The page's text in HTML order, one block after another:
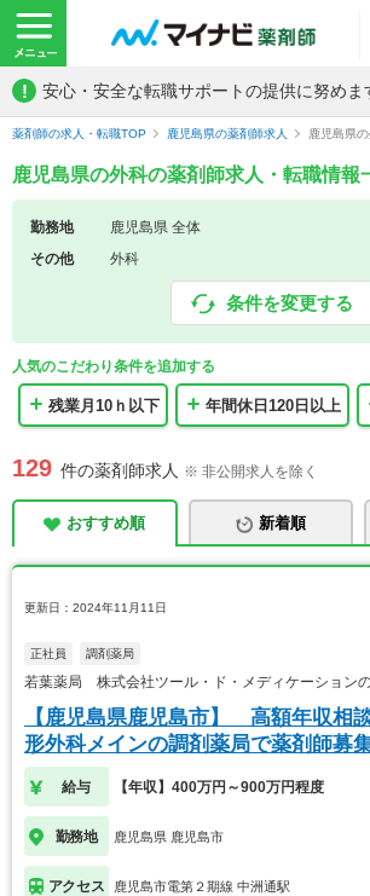
! 安心・安全な転職サポートの提供に努めま
薬剤師の求人・転職TOP 鹿児島県の薬剤師求人 鹿児島県
鹿児島県の外科の薬剤師求人・転職情報
勤務地
鹿児島県 全体
その他
外科
条件を変更する
人気のこだわり条件を追加する
残業月10ｈ以下 年間休日120日以上
129 件の薬剤師求人 ※ 非公開求人を除く
おすすめ順 新着順
更新日：2024年11月11日
正社員 調剤薬局
若葉薬局 株式会社ツール・ド・メディケーション
【鹿児島県鹿児島市】 高額年収相
形外科メインの調剤薬局で薬剤師募
給与 【年収】400万円～900万円程度
勤務地 鹿児島県 鹿児島市
アクセス 鹿児島市電第２期線 中洲通駅